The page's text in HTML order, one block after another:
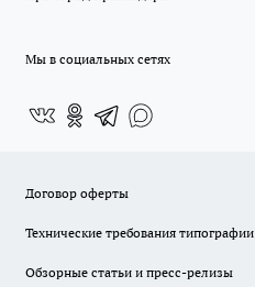
Мы в социальных сетях
Договор оферты
Технические требования типографии
Обзорные статьи и пресс-релизы